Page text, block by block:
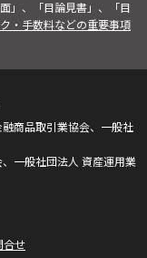
」、「目論見書」、「目
・手数料などの重要事項
商品取引業協会、一般社
一般社団法人 資産運用業
合せ